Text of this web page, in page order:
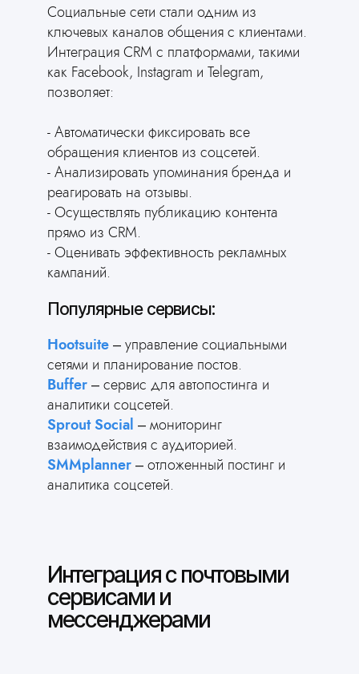
Забудьте о кодинге
ИИ сделает сайт за
3 минуты
Ответьте всего на 2 вопроса
и получите готовый сайт для
вашей сферы деятельности
Сгенерировать сайт
Социальные сети стали одним из
ключевых каналов общения с клиентами.
Интеграция CRM с платформами, такими
как Facebook, Instagram и Telegram,
позволяет:
- Автоматически фиксировать все
обращения клиентов из соцсетей.
- Анализировать упоминания бренда и
реагировать на отзывы.
- Осуществлять публикацию контента
прямо из CRM.
- Оценивать эффективность рекламных
кампаний.
Популярные сервисы:
Hootsuite– управление социальными
сетями и планирование постов.
Buffer– сервис для автопостинга и
аналитики соцсетей.
Sprout Social – мониторинг
взаимодействия с аудиторией.
SMMplanner– отложенный постинг и
аналитика соцсетей.
Интеграция с почтовыми
сервисами и
мессенджерами